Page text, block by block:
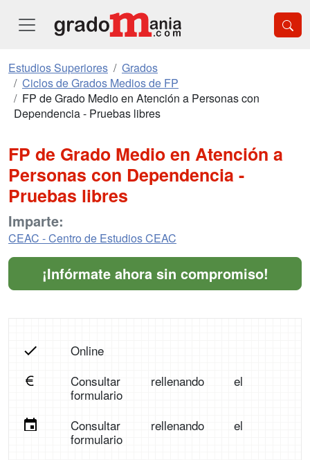
Estudios Superiores
Grados
Ciclos de Grados Medios de FP
FP de Grado Medio en Atención a Personas con
Dependencia - Pruebas libres
FP de Grado Medio en Atención a
Personas con Dependencia -
Pruebas libres
Imparte:
CEAC - Centro de Estudios CEAC
¡Infórmate ahora sin compromiso!
Online
Consultar rellenando el
formulario
Consultar rellenando el
formulario